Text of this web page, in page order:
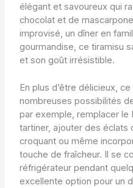
élégant et savoureux qui
chocolat et de
improvisé, un dîner en
gourmandise, ce tiramisu
et son goût irrésistible.
En plus d’être délicieux,
nombreuses possibilités
par exemple, remplacer le
tartiner, ajouter des éclats
croquant ou même
touche de fraîcheur. Il se
réfrigérateur pendant
excellente option pour un